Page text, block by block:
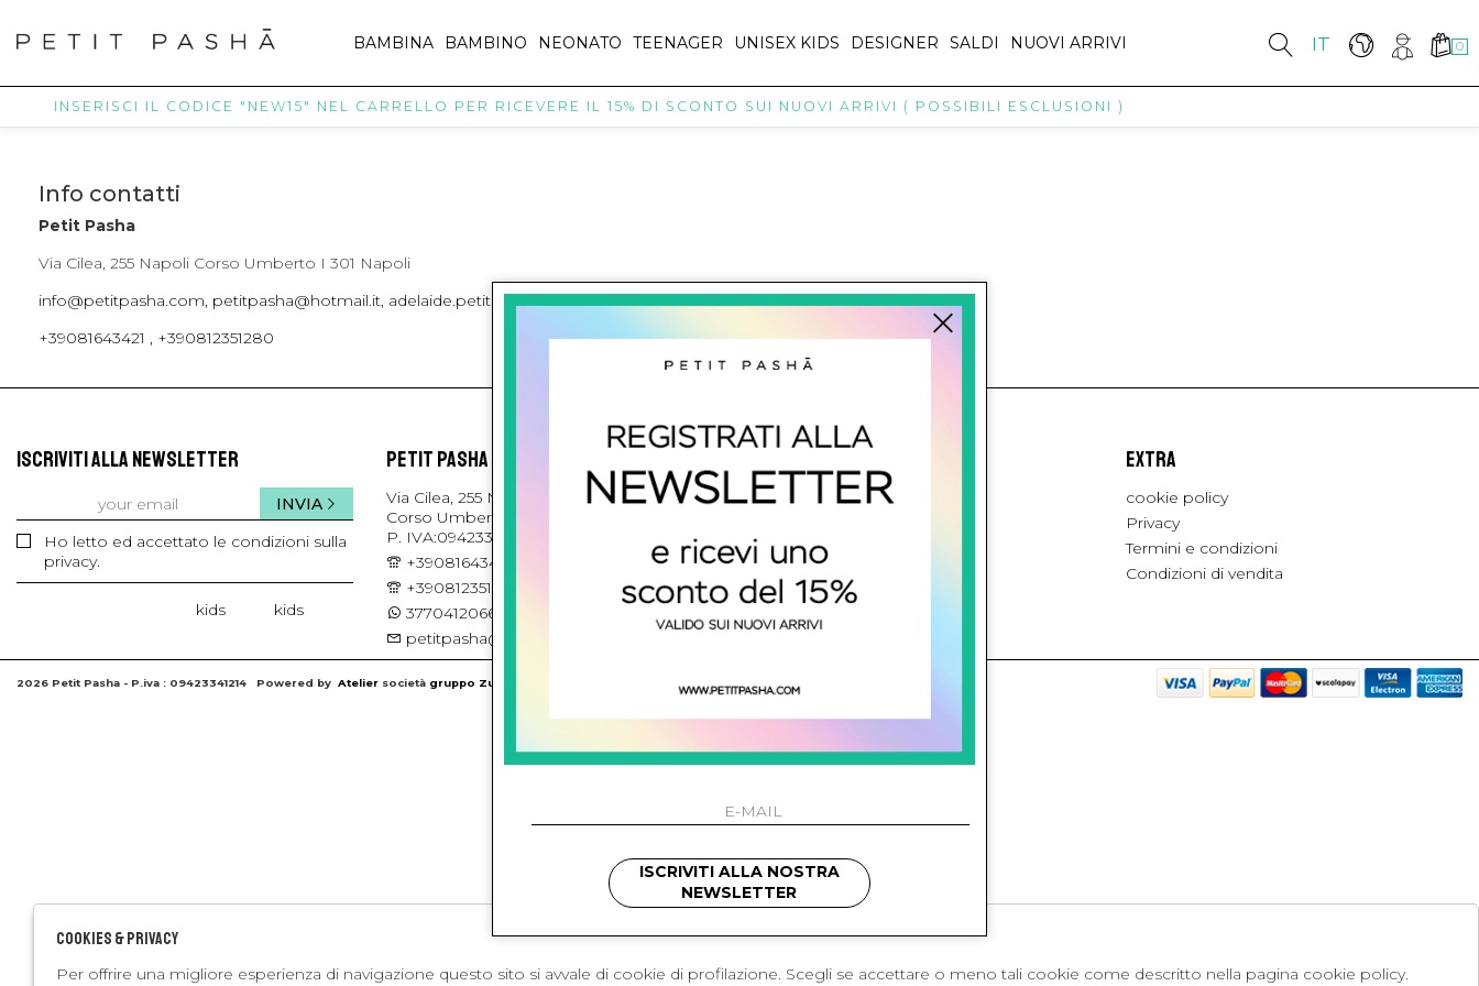
IT 0
BAMBINA BAMBINO NEONATO TEENAGER UNISEX KIDS DESIGNER SALDI NUOVI ARRIVI
INSERISCI IL CODICE "NEW15" NEL CARRELLO PER RICEVERE IL 15% DI SCONTO SUI NUOVI ARRIVI ( POSSIBILI ESCLUSIONI )
Info contatti
Petit Pasha
Via Cilea, 255 Napoli Corso Umberto I 301 Napoli
info@petitpasha.com, petitpasha@hotmail.it, adelaide.petitpasha@hotmail.com
+39081643421 , +390812351280
ISCRIVITI ALLA NEWSLETTER
Ho letto ed accettato le condizioni sulla
privacy.
INVIA
kids kids
PETIT PASHA
Via Cilea, 255 Napoli
Corso Umberto I 301 Napoli - Italia
P. IVA:09423341214
+39081643421
+390812351280
3770412066 , 3397314295
petitpasha@hotmail.it
L'azienda
Contatti
Pagamenti
Spedizione
EXTRA
cookie policy
Privacy
Termini e condizioni
Condizioni di vendita
2026 Petit Pasha - P.iva : 09423341214 Powered by Atelier società gruppo Zucchetti
ISCRIVITI ALLA NOSTRA
NEWSLETTER
Cookies & Privacy
Per offrire una migliore esperienza di navigazione questo sito si avvale di cookie di profilazione. Scegli se accettare o meno tali cookie come descritto nella pagina cookie policy.